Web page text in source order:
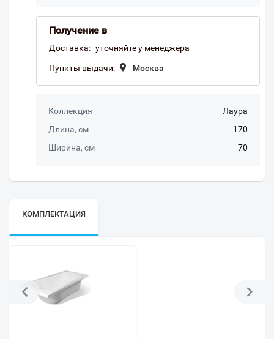
Получение в
Доставка: уточняйте у менеджера
Пункты выдачи: Москва
Коллекция
Лаура
Длина, см
170
Ширина, см
70
КОМПЛЕКТАЦИЯ